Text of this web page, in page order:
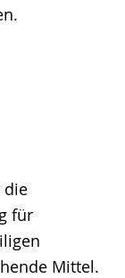
die
für
Mittel.